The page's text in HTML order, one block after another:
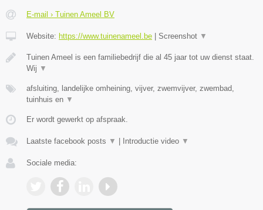
E-mail › Tuinen Ameel BV
Website: https://www.tuinenameel.be Screenshot ▼
Tuinen Ameel is een familiebedrijf die al 45 jaar tot uw dienst staat.
Wij ▼
afsluiting, landelijke omheining, vijver, zwemvijver, zwembad,
tuinhuis en ▼
Er wordt gewerkt op afspraak.
Laatste facebook posts ▼ Introductie video ▼
Sociale media: